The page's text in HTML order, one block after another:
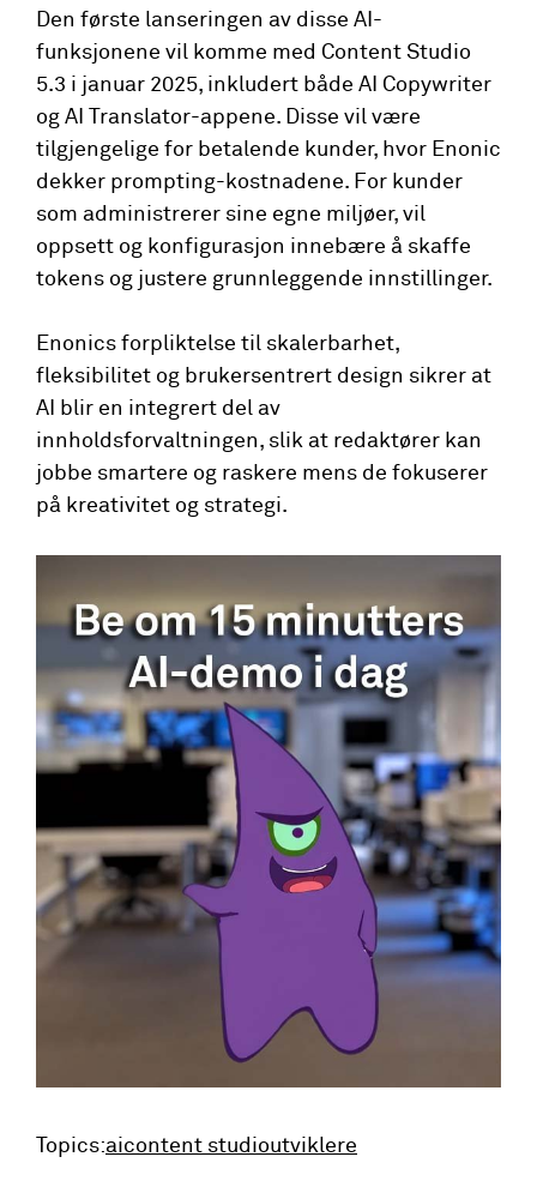
Den første lanseringen av disse AI-
funksjonene vil komme med Content Studio
5.3 i januar 2025, inkludert både AI Copywriter
og AI Translator-appene. Disse vil være
tilgjengelige for betalende kunder, hvor Enonic
dekker prompting-kostnadene. For kunder
som administrerer sine egne miljøer, vil
oppsett og konfigurasjon innebære å skaffe
tokens og justere grunnleggende innstillinger.
Enonics forpliktelse til skalerbarhet,
fleksibilitet og brukersentrert design sikrer at
AI blir en integrert del av
innholdsforvaltningen, slik at redaktører kan
jobbe smartere og raskere mens de fokuserer
på kreativitet og strategi.
Topics:aicontent studioutviklere